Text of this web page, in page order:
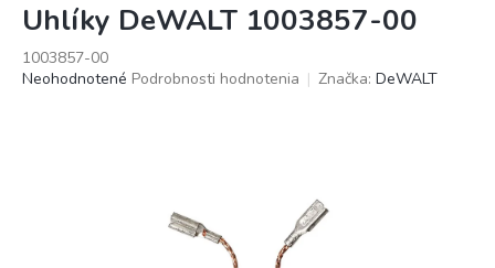
Uhlíky DeWALT 1003857-00
1003857-00
Priemerné
Neohodnotené Podrobnosti hodnotenia Značka: DeWALT